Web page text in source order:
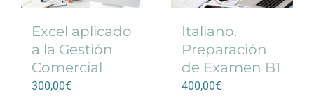
Excel aplicado
a la Gestión
Comercial
300,00€
Italiano.
Preparación
de Examen B1
400,00€